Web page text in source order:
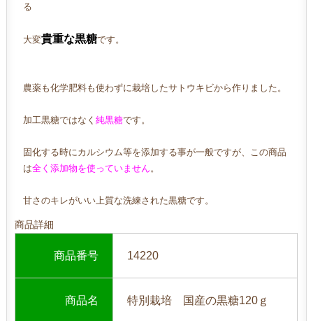
る
大変貴重な黒糖です。
農薬も化学肥料も使わずに栽培したサトウキビから作りました。
加工黒糖ではなく純黒糖です。
固化する時にカルシウム等を添加する事が一般ですが、
この商品
は全く添加物を使っていません 。
甘さのキレがいい上質な洗練された黒糖です。
商品詳細
商品番号 14220
商品名 特別栽培 国産の黒糖120ｇ